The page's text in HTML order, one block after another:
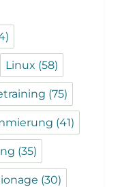
Linux (58)
(75)
(41)
(35)
(30)